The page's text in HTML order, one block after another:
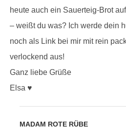
heute auch ein Sauerteig-Brot
– weißt du was? Ich werde dein
noch als Link bei mir mit rein
verlockend aus!
Ganz liebe Grüße
Elsa ♥
MADAM ROTE RÜBE